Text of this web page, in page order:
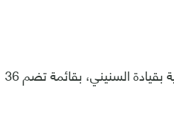
ويواصل المنتخب اليمني معسكره الخارجي في مدينة الطائف السعودية بقيادة السنيني، بقائمة تضم 36